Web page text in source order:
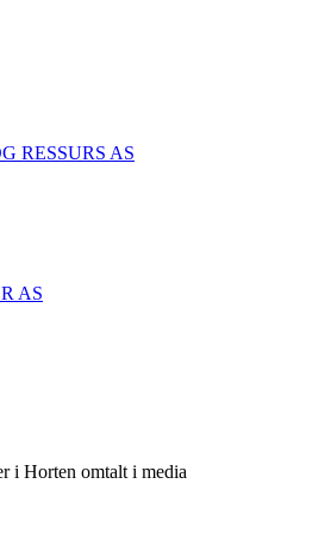
RESSURS AS
AS
i Horten omtalt i media